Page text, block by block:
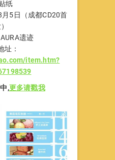
纸
5日（成都CD20首
遗迹
址：
item.htm?
,更多请戳我